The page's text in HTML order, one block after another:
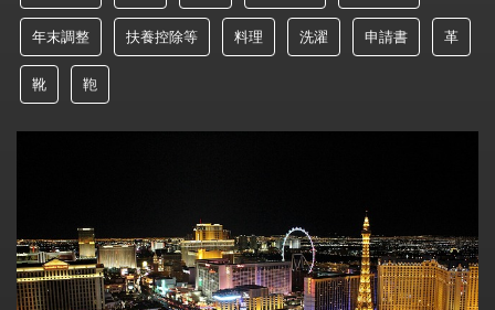
年末調整 扶養控除等 料理 洗濯 申請書 革
靴 鞄